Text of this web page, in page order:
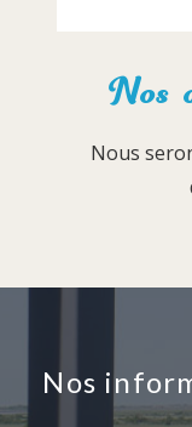
Nos
Nous
Nos